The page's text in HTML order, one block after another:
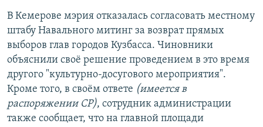
Все сайты РСЕ/РС
В Кемерове мэрия отказалась согласовать местному
штабу Навального митинг за возврат прямых
выборов глав городов Кузбасса. Чиновники
объяснили своё решение проведением в это время
другого "культурно-досугового мероприятия".
Кроме того, в своём ответе (имеется в
распоряжении СР), сотрудник администрации
также сообщает, что на главной площади